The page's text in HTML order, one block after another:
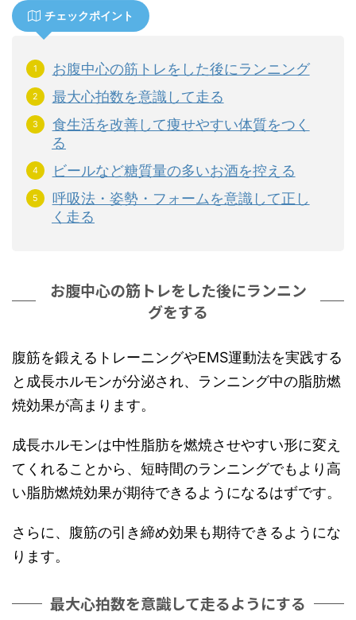
チェックポイント
お腹中心の筋トレをした後にランニング
最大心拍数を意識して走る
食生活を改善して痩せやすい体質をつく
る
ビールなど糖質量の多いお酒を控える
呼吸法・姿勢・フォームを意識して正し
く走る
お腹中心の筋トレをした後にランニン
グをする
腹筋を鍛えるトレーニングやEMS運動法を実践する
と成長ホルモンが分泌され、ランニング中の脂肪燃
焼効果が高まります。
成長ホルモンは中性脂肪を燃焼させやすい形に変え
てくれることから、短時間のランニングでもより高
い脂肪燃焼効果が期待できるようになるはずです。
さらに、腹筋の引き締め効果も期待できるようにな
ります。
最大心拍数を意識して走るようにする